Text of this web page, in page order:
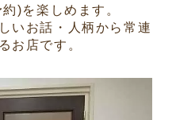
)を楽しめます。
いお話・人柄から常連
お店です。